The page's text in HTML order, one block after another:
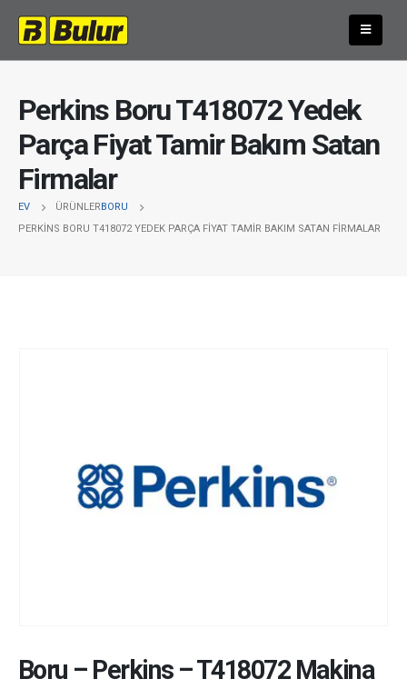
Perkins Boru T418072 Yedek
Parça Fiyat Tamir Bakım Satan
Firmalar
EV ÜRÜNLERBORU
PERKINS BORU T418072 YEDEK PARÇA FIYAT TAMIR BAKIM SATAN FIRMALAR
Boru – Perkins–T418072Makina